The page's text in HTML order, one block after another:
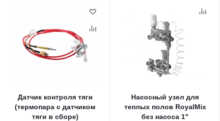
Датчик контроля тяги
(термопара с датчиком
тяги в сборе)
Насосный узел для
теплых полов RoyalMix
без насоса 1"